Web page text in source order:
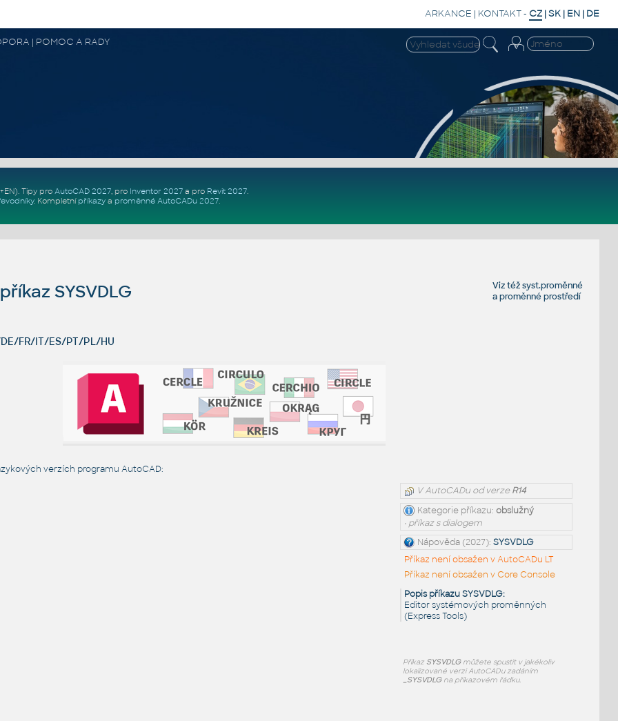
ARKANCE | KONTAKT- CZ |SK | EN | DE
| POMOC A RADY
. Tipy pro AutoCAD 2027, pro Inventor 2027a pro Revit 2027.
. Kompletní příkazya proměnné AutoCADu 2027.
Viz téžsyst.proměnné
aproměnné prostředí
SYSVDLG
FR/IT/ES/PT/PL/HU
verzích programu AutoCAD:
V AutoCADu od verzeR14
Kategorie příkazu:obslužný
• příkaz s dialogem
Nápověda (2027):SYSVDLG
Příkaz není obsažen v AutoCADu LT
Příkaz není obsažen v Core Console
Popis příkazu SYSVDLG:
Editor systémových proměnných
(Express Tools)
Příkaz SYSVDLGmůžete spustit v jakékoliv
lokalizované verzi AutoCADu zadáním
_SYSVDLGna příkazovém řádku.